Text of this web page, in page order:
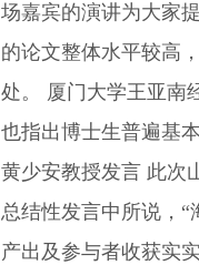
场嘉宾的演讲为大家
的论文整体水平较高
处。 厦门大学王亚南
也指出博士生普遍基
黄少安教授发言 此次
总结性发言中所说，
产出及参与者收获实